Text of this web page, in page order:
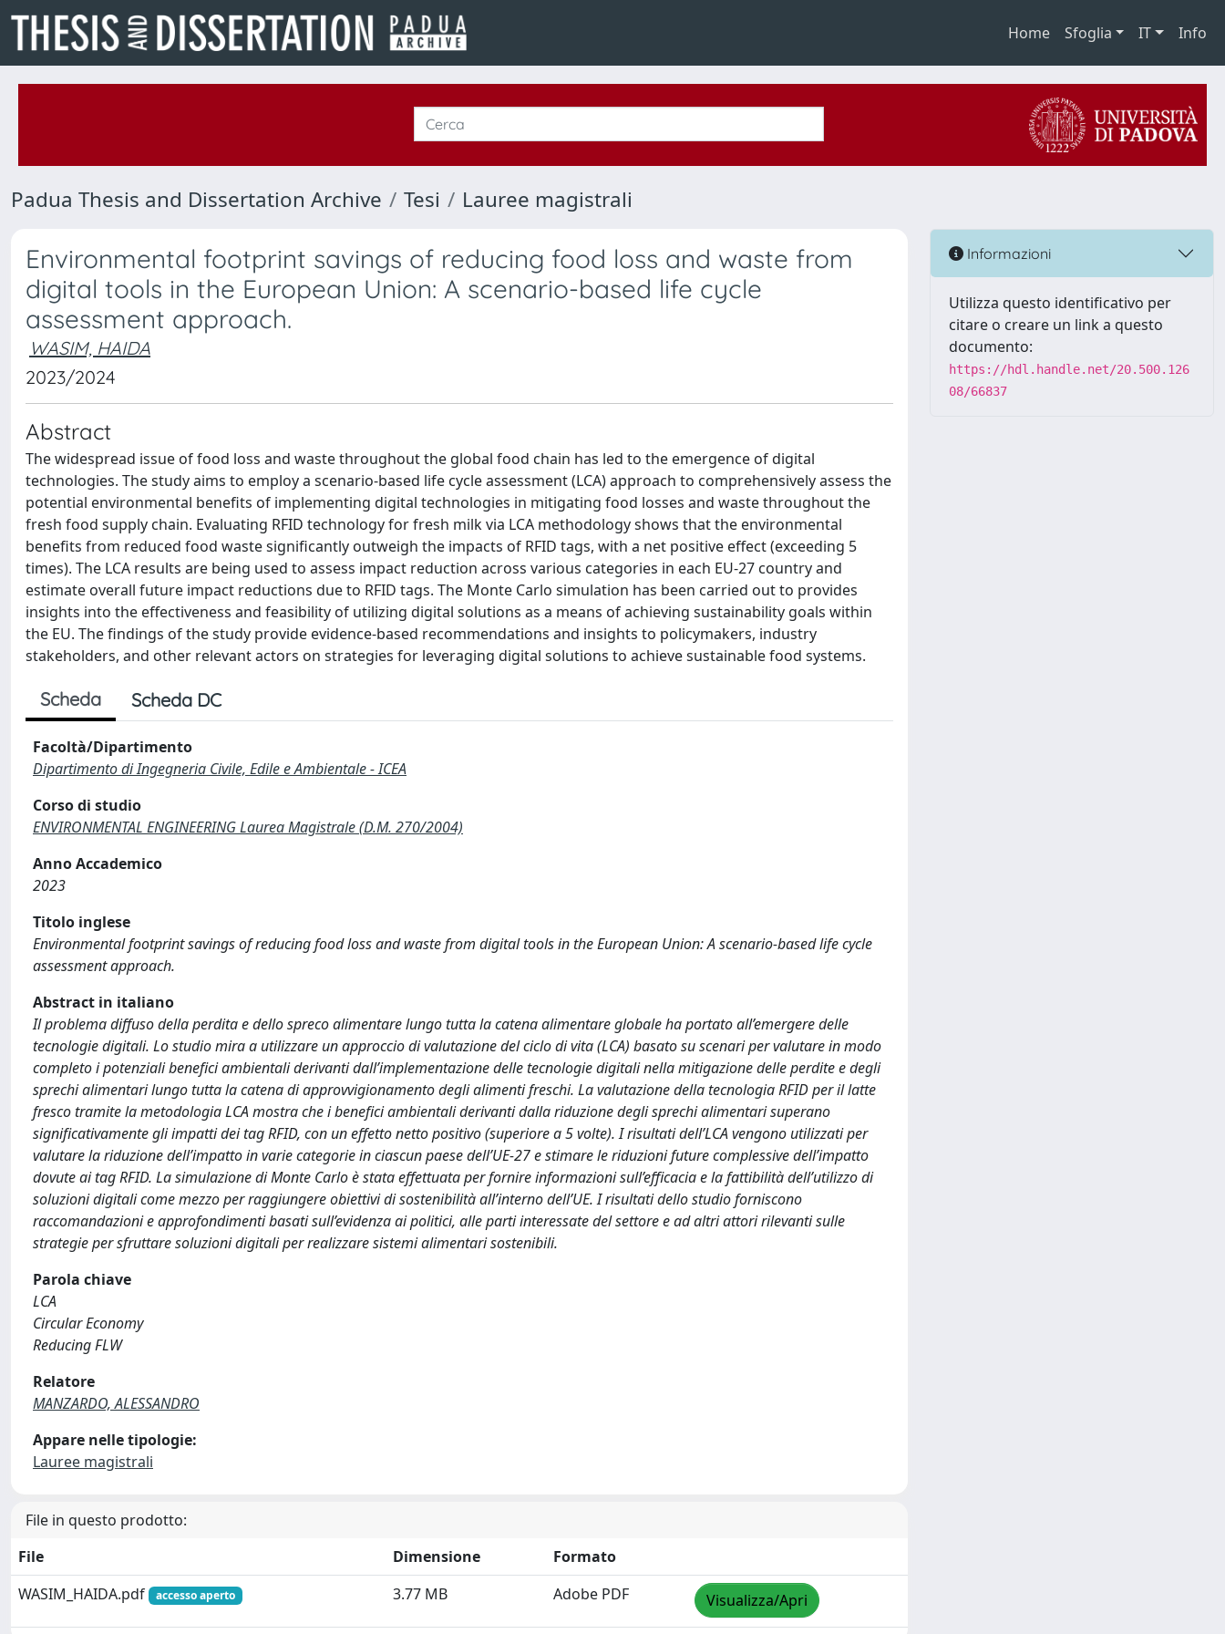
Home Sfoglia IT Info
Padua Thesis and Dissertation Archive Tesi Lauree magistrali
Environmental footprint savings of reducing food loss and waste from
digital tools in the European Union: A scenario-based life cycle
assessment approach.
WASIM, HAIDA
2023/2024
Abstract
The widespread issue of food loss and waste throughout the global food chain has led to the emergence of digital
technologies. The study aims to employ a scenario-based life cycle assessment (LCA) approach to comprehensively assess the
potential environmental benefits of implementing digital technologies in mitigating food losses and waste throughout the
fresh food supply chain. Evaluating RFID technology for fresh milk via LCA methodology shows that the environmental
benefits from reduced food waste significantly outweigh the impacts of RFID tags, with a net positive effect (exceeding 5
times). The LCA results are being used to assess impact reduction across various categories in each EU-27 country and
estimate overall future impact reductions due to RFID tags. The Monte Carlo simulation has been carried out to provides
insights into the effectiveness and feasibility of utilizing digital solutions as a means of achieving sustainability goals within
the EU. The findings of the study provide evidence-based recommendations and insights to policymakers, industry
stakeholders, and other relevant actors on strategies for leveraging digital solutions to achieve sustainable food systems.
Scheda Scheda DC
Facoltà/Dipartimento
Dipartimento di Ingegneria Civile, Edile e Ambientale - ICEA
Corso di studio
ENVIRONMENTAL ENGINEERING Laurea Magistrale (D.M. 270/2004)
Anno Accademico
2023
Titolo inglese
Environmental footprint savings of reducing food loss and waste from digital tools in the European Union: A scenario-based life cycle
assessment approach.
Abstract in italiano
Il problema diffuso della perdita e dello spreco alimentare lungo tutta la catena alimentare globale ha portato all’emergere delle
tecnologie digitali. Lo studio mira a utilizzare un approccio di valutazione del ciclo di vita (LCA) basato su scenari per valutare in modo
completo i potenziali benefici ambientali derivanti dall’implementazione delle tecnologie digitali nella mitigazione delle perdite e degli
sprechi alimentari lungo tutta la catena di approvvigionamento degli alimenti freschi. La valutazione della tecnologia RFID per il latte
fresco tramite la metodologia LCA mostra che i benefici ambientali derivanti dalla riduzione degli sprechi alimentari superano
significativamente gli impatti dei tag RFID, con un effetto netto positivo (superiore a 5 volte). I risultati dell’LCA vengono utilizzati per
valutare la riduzione dell’impatto in varie categorie in ciascun paese dell’UE-27 e stimare le riduzioni future complessive dell’impatto
dovute ai tag RFID. La simulazione di Monte Carlo è stata effettuata per fornire informazioni sull’efficacia e la fattibilità dell’utilizzo di
soluzioni digitali come mezzo per raggiungere obiettivi di sostenibilità all’interno dell’UE. I risultati dello studio forniscono
raccomandazioni e approfondimenti basati sull’evidenza ai politici, alle parti interessate del settore e ad altri attori rilevanti sulle
strategie per sfruttare soluzioni digitali per realizzare sistemi alimentari sostenibili.
Parola chiave
LCA
Circular Economy
Reducing FLW
Relatore
MANZARDO, ALESSANDRO
Appare nelle tipologie:
Lauree magistrali
File in questo prodotto:
File
Dimensione
Formato
WASIM_HAIDA.pdf
accesso aperto 3.77 MB Adobe PDF Visualizza/Apri
Informazioni
Utilizza questo identificativo per
citare o creare un link a questo
documento:
https://hdl.handle.net/20.500.126
08/66837